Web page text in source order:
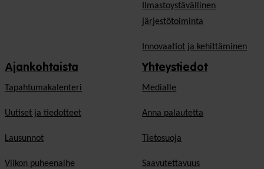
Ilmastoystävällinen
järjestötoiminta
Innovaatiot ja kehittäminen
Ajankohtaista
Tapahtumakalenteri
Uutiset ja tiedotteet
Lausunnot
Viikon puheenaihe
Yhteystiedot
Medialle
Anna palautetta
Tietosuoja
Saavutettavuus